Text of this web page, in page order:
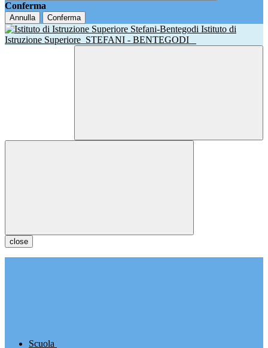
Conferma
Annulla Conferma
Istituto di
Istruzione Superiore STEFANI - BENTEGODI
close
Scuola